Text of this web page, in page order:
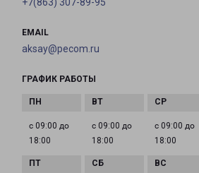
+7(863) 307-89-95
EMAIL
aksay@pecom.ru
ГРАФИК РАБОТЫ
с 09:00 до
18:00
с 09:00 до
18:00
с 09:00 до
18:00